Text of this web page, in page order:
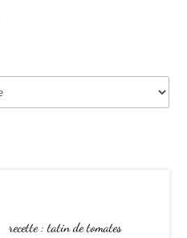
recette : tatin de tomates